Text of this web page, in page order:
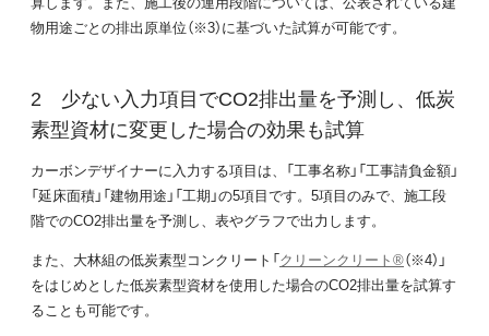
物用途ごとの排出原単位（※3）に基づいた試算が可能です。
少ない入力項目でCO2排出量を予測し、低炭
素型資材に変更した場合の効果も試算
カーボンデザイナーに入力する項目は、「工事名称」「工事請負金額」
「延床面積」「建物用途」「工期」の5項目です。5項目のみで、施工段
階でのCO2排出量を予測し、表やグラフで出力します。
また、大林組の低炭素型コンクリート「クリーンクリート®（※4）」
をはじめとした低炭素型資材を使用した場合のCO2排出量を試算す
ることも可能です。